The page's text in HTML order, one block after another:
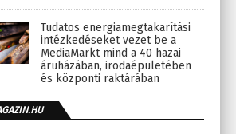
Tudatos energiamegtakarítási
intézkedéseket vezet be a
MediaMarkt mind a 40 hazai
áruházában, irodaépületében
és központi raktárában